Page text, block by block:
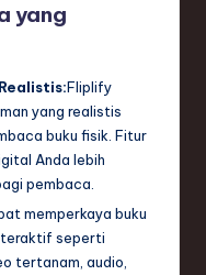
yang
Fliplify
yang realistis
buku fisik. Fitur
Anda lebih
pembaca.
memperkaya buku
seperti
tertanam, audio,